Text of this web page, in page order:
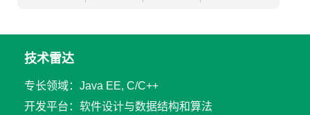
技术雷达
专长领域：Java EE, C/C++
开发平台：软件设计与数据结构和算法